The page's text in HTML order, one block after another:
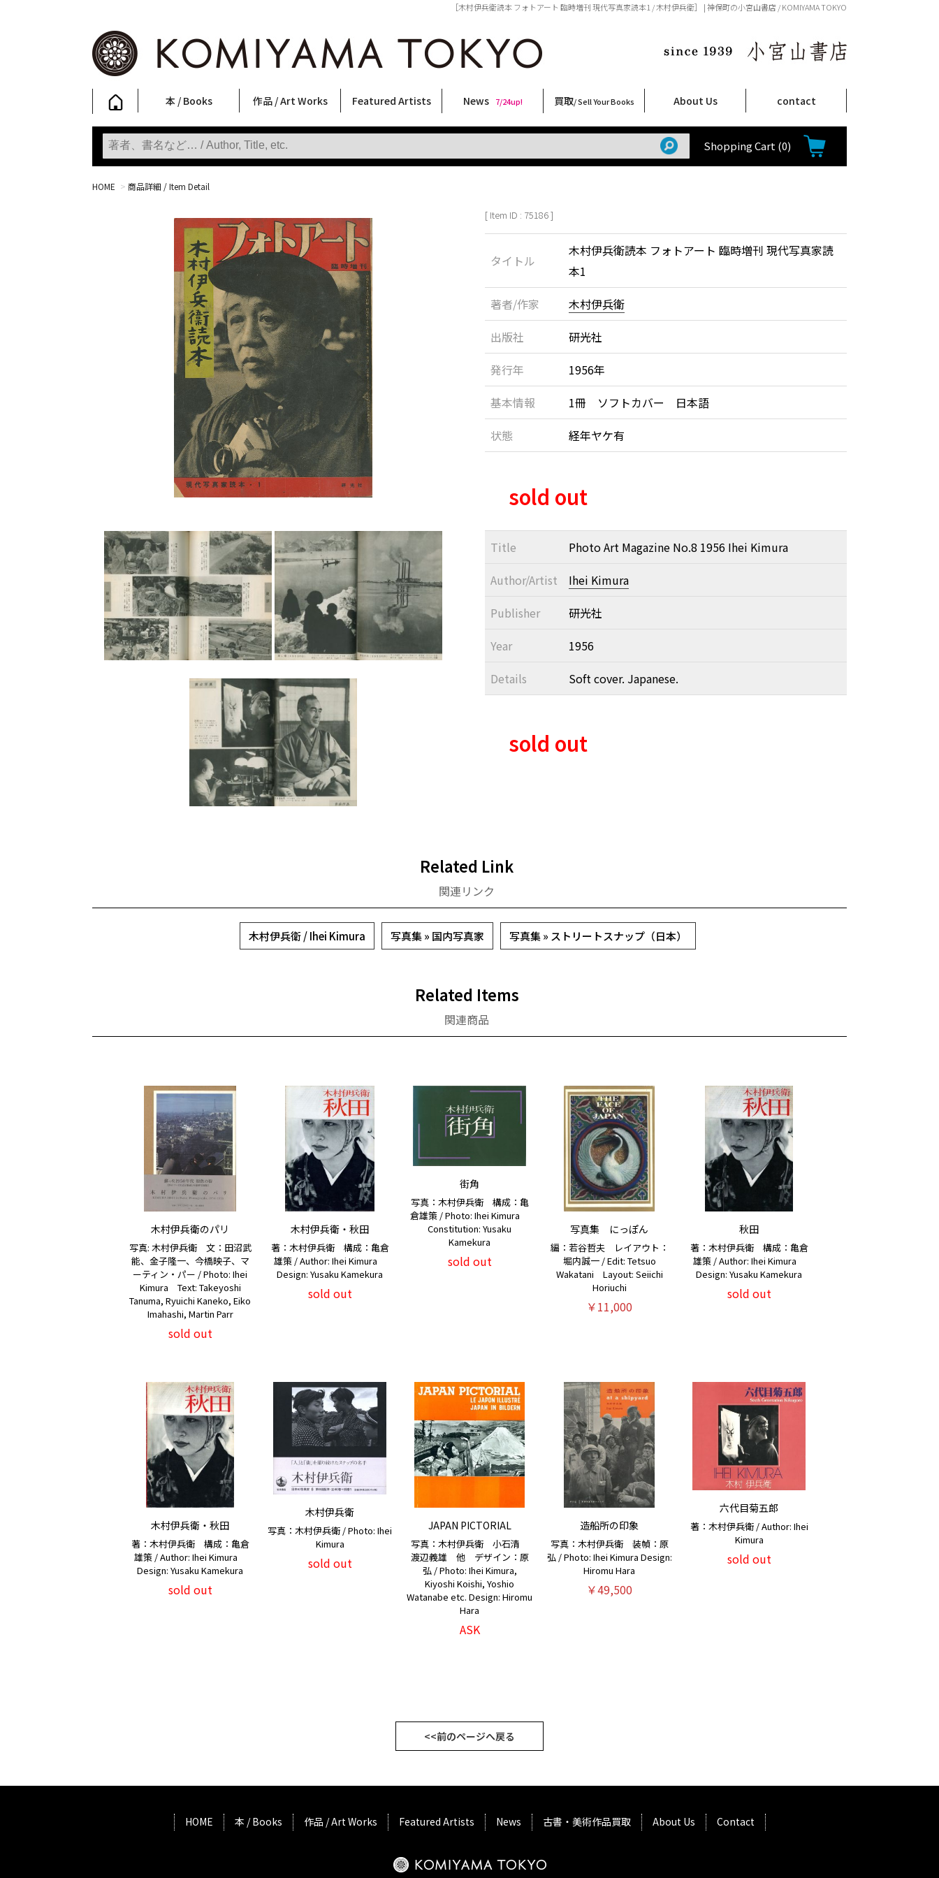
［木村伊兵衛読本 フォトアート 臨時増刊 現代写真家読本1 / 木村伊兵衛］ | 神保町の小宮山書店 / KOMIYAMA TOKYO
本 / Books
写真集
Photobooks
ファッション
Fashion
アート / 美術
Art
文学・人文
Literature & Humanities
日本文化
Japanese Culture
新刊
New Books
SALE
SALE
作品 / Art Works
フォトグラフィー
Photography
ポスター
Posters
ストリートアート
Street Art
立体・その他
Sculptures / etc
アートワークス
Art Works
Primary Artworks
KOMIYAMA TOKYO ART LABEL
版画
Prints
Featured Artists
稲嶺啓一(東風終)
村田言恵
丸岡和吾
Rico Casella
キム・ロートン
菅谷晋一
柴田亜美
内藤啓介
CHRIS
林月光
三島由紀夫
三島剛
須藤昌人
大類信
大西洋介
春川ナミオ
北島敬三
森山大道
横尾忠則
二本木里美
秋赤音
天野タケル
佐伯俊男
内藤ルネ
COOKIE
News 7/24up!
新着・おすすめ商品 9/7up!
フェア・イベント情報 7/24up!
お店からのお知らせ 6/1up!
買取/ Sell Your Books
買取ブログ
買取専用フォーム
古書 / 古本の買取
美術品の買取
出張買取について
宅配買取について
店頭買取について
よくある質問
About Us
店舗案内
Shop Infomation
ご注文について
How to Order
特定商取引法に関する表示
プライバシーポリシー
contact
Shopping Cart (0)
HOME > 商品詳細 / Item Detail
[ Item ID : 75186 ]
タイトル
木村伊兵衛読本 フォトアート 臨時増刊 現代写真家読
本1
著者/作家
木村伊兵衛
出版社
研光社
発行年
1956年
基本情報
1冊 ソフトカバー 日本語
状態
経年ヤケ有
sold out
Title
Photo Art Magazine No.8 1956 Ihei Kimura
Author/Artist
Ihei Kimura
Publisher
研光社
Year
1956
Details
Soft cover. Japanese.
sold out
Related Link
関連リンク
木村伊兵衛 / Ihei Kimura 写真集 » 国内写真家 写真集 » ストリートスナップ（日本）
Related Items
関連商品
木村伊兵衛のパリ
写真: 木村伊兵衛 文：田沼武
能、金子隆一、今橋映子、マ
ーティン・パー / Photo: Ihei
Kimura Text: Takeyoshi
Tanuma, Ryuichi Kaneko, Eiko
Imahashi, Martin Parr
sold out
木村伊兵衛・秋田
著：木村伊兵衛 構成：亀倉
雄策 / Author: Ihei Kimura
Design: Yusaku Kamekura
sold out
街角
写真：木村伊兵衛 構成：亀
倉雄策 / Photo: Ihei Kimura
Constitution: Yusaku
Kamekura
sold out
写真集 にっぽん
編：若谷哲夫 レイアウト：
堀内誠一 / Edit: Tetsuo
Wakatani Layout: Seiichi
Horiuchi
￥11,000
秋田
著：木村伊兵衛 構成：亀倉
雄策 / Author: Ihei Kimura
Design: Yusaku Kamekura
sold out
木村伊兵衛・秋田
著：木村伊兵衛 構成：亀倉
雄策 / Author: Ihei Kimura
Design: Yusaku Kamekura
sold out
木村伊兵衛
写真：木村伊兵衛 / Photo: Ihei
Kimura
sold out
JAPAN PICTORIAL
写真：木村伊兵衛 小石清
渡辺義雄 他 デザイン：原
弘 / Photo: Ihei Kimura,
Kiyoshi Koishi, Yoshio
Watanabe etc. Design: Hiromu
Hara
ASK
造船所の印象
写真：木村伊兵衛 装幀：原
弘 / Photo: Ihei Kimura Design:
Hiromu Hara
￥49,500
六代目菊五郎
著：木村伊兵衛 / Author: Ihei
Kimura
sold out
<<前のページへ戻る
HOME 本 / Books 作品 / Art Works Featured Artists News 古書・美術作品買取 About Us Contact